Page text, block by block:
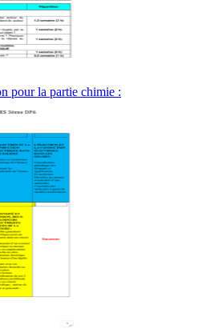
pour la partie chimie :